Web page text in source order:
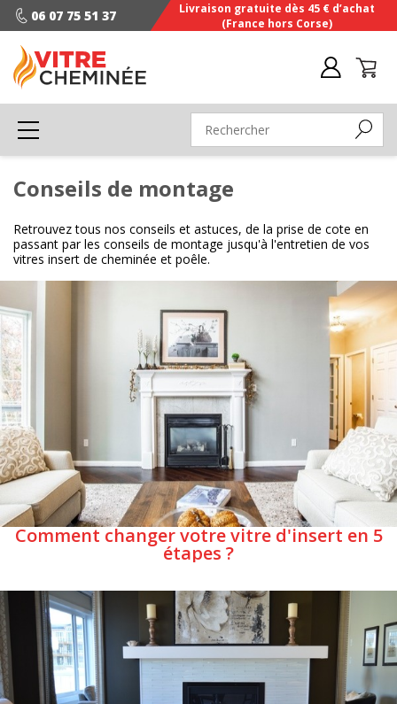
06 07 75 51 37
Livraison gratuite dès 45 € d’achat
(France hors Corse)
Conseils de montage
Retrouvez tous nos conseils et astuces, de la prise de cote en
passant par les conseils de montage jusqu'à l'entretien de vos
vitres insert de cheminée et poêle.
Comment changer votre vitre d'insert en 5
étapes ?